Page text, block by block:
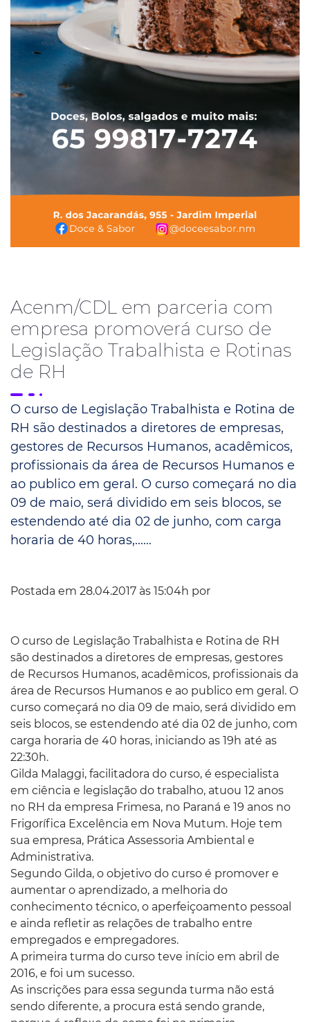
Acenm/CDL em parceria com
empresa promoverá curso de
Legislação Trabalhista e Rotinas
de RH
O curso de Legislação Trabalhista e Rotina de
RH são destinados a diretores de empresas,
gestores de Recursos Humanos, acadêmicos,
profissionais da área de Recursos Humanos e
ao publico em geral. O curso começará no dia
09 de maio, será dividido em seis blocos, se
estendendo até dia 02 de junho, com carga
horaria de 40 horas,......
Postada em 28.04.2017 às 15:04h por
O curso de Legislação Trabalhista e Rotina de RH
são destinados a diretores de empresas, gestores
de Recursos Humanos, acadêmicos, profissionais da
área de Recursos Humanos e ao publico em geral. O
curso começará no dia 09 de maio, será dividido em
seis blocos, se estendendo até dia 02 de junho, com
carga horaria de 40 horas, iniciando as 19h até as
22:30h.
Gilda Malaggi, facilitadora do curso, é especialista
em ciência e legislação do trabalho, atuou 12 anos
no RH da empresa Frimesa, no Paraná e 19 anos no
Frigorífica Excelência em Nova Mutum. Hoje tem
sua empresa, Prática Assessoria Ambiental e
Administrativa.
Segundo Gilda, o objetivo do curso é promover e
aumentar o aprendizado, a melhoria do
conhecimento técnico, o aperfeiçoamento pessoal
e ainda refletir as relações de trabalho entre
empregados e empregadores.
A primeira turma do curso teve início em abril de
2016, e foi um sucesso.
As inscrições para essa segunda turma não está
sendo diferente, a procura está sendo grande,